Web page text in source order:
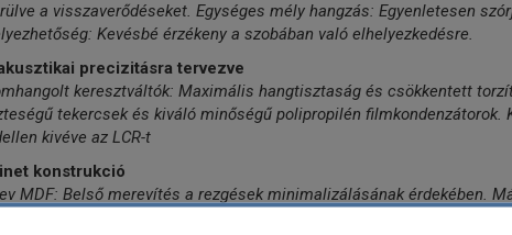
a visszaverődéseket. Egységes mély hangzás: Egyenletesen
Kevésbé érzékeny a szobában való elhelyezkedésre.
precizitásra tervezve
keresztváltók: Maximális hangtisztaság és csökkentett
tekercsek és kiváló minőségű polipropilén filmkondenzátorok.
kivéve az LCR-t
konstrukció
MDF: Belső merevítés a rezgések minimalizálásának érdekében.